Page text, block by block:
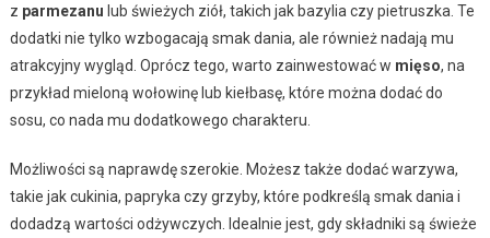
z parmezanu lub świeżych ziół, takich jak bazylia czy pietruszka. Te
dodatki nie tylko wzbogacają smak dania, ale również nadają mu
atrakcyjny wygląd. Oprócz tego, warto zainwestować w mięso, na
przykład mieloną wołowinę lub kiełbasę, które można dodać do
sosu, co nada mu dodatkowego charakteru.
Możliwości są naprawdę szerokie. Możesz także dodać warzywa,
takie jak cukinia, papryka czy grzyby, które podkreślą smak dania i
dodadzą wartości odżywczych. Idealnie jest, gdy składniki są świeże